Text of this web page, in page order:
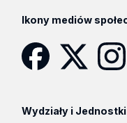
Ikony mediów
Wydziały i Jednostki